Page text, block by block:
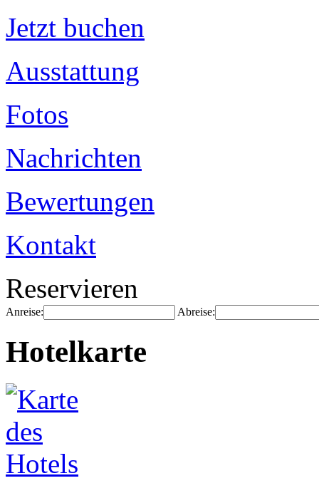
Jetzt buchen
Ausstattung
Fotos
Nachrichten
Bewertungen
Kontakt
Reservieren
Anreise: Abreise:
Hotelkarte